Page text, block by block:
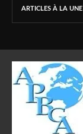
ARTICLES À LA UNE